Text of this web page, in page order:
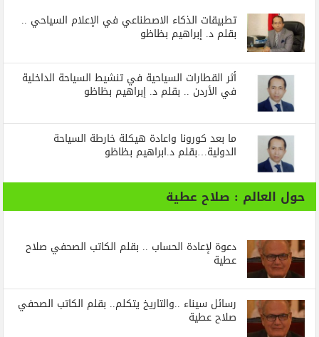
تطبيقات الذكاء الاصطناعي في الإعلام السياحي ..
بقلم د. إبراهيم بظاظو
أثر القطارات السياحية في تنشيط السياحة الداخلية
في الأردن .. بقلم د. إبراهيم بظاظو
ما بعد كورونا واعادة هيكلة خارطة السياحة
الدولية…بقلم د.ابراهيم بظاظو
حول العالم : صلاح عطية
دعوة لإعادة الحساب .. بقلم الكاتب الصحفي صلاح
عطية
رسائل‭ ‬سيناء‭.. ‬والتاريخ‭ ‬يتكلم.. بقلم الكاتب الصحفي
صلاح عطية